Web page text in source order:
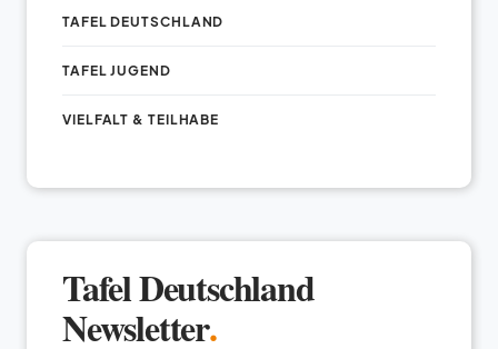
TAFEL DEUTSCHLAND
TAFEL JUGEND
VIELFALT & TEILHABE
Tafel Deutschland
Newsletter.